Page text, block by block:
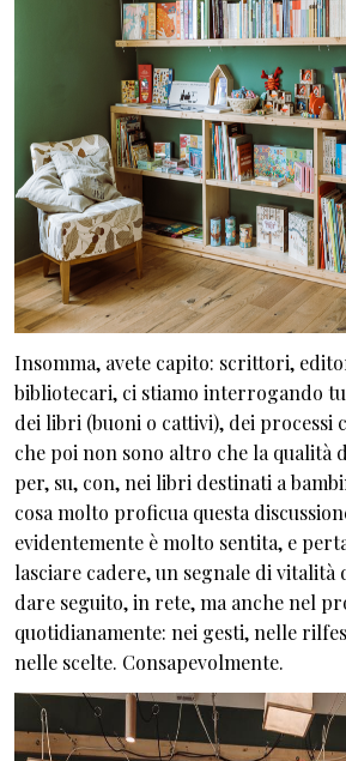
Insomma, avete capito: scrittori,
bibliotecari, ci stiamo interrogando
dei libri (buoni o cattivi), dei processi
che poi non sono altro che la qualità
per, su, con, nei libri destinati a
cosa molto proficua questa
evidentemente è molto sentita, e
lasciare cadere, un segnale di vitalità
dare seguito, in rete, ma anche nel
quotidianamente: nei gesti, nelle
nelle scelte. Consapevolmente.